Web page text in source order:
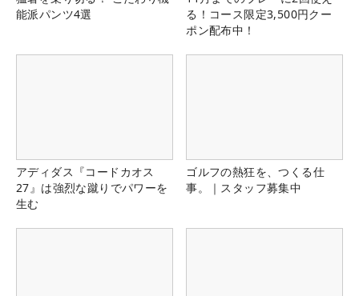
能派パンツ4選
る！コース限定3,500円クー
ポン配布中！
アディダス『コードカオス
27』は強烈な蹴りでパワーを
生む
ゴルフの熱狂を、つくる仕
事。｜スタッフ募集中